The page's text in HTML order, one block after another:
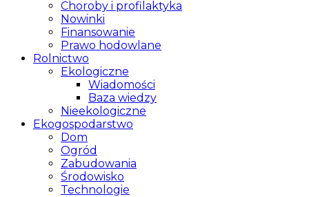
Choroby i profilaktyka
Nowinki
Finansowanie
Prawo hodowlane
Rolnictwo
Ekologiczne
Wiadomości
Baza wiedzy
Nieekologiczne
Ekogospodarstwo
Dom
Ogród
Zabudowania
Środowisko
Technologie